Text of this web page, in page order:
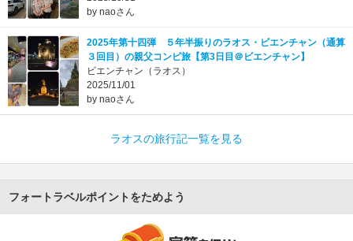
by naoさん
2025年第十四弾 ５年半振りのラオス・ビエンチャン（通算
３回目）の親父コンビ旅【第3日目＠ビエンチャン】
ビエンチャン（ラオス）
2025/11/01
by naoさん
ラオスの旅行記一覧を見る
フォートラベルポイントをためよう